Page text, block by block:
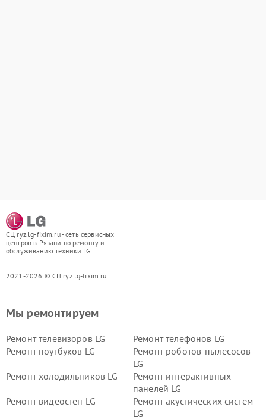
СЦ ryz.lg-fixim.ru - сеть сервисных
центров в Рязани по ремонту и
обслуживанию техники LG
2021-2026 © СЦ ryz.lg-fixim.ru
Мы ремонтируем
Ремонт телевизоров LG
Ремонт телефонов LG
Ремонт ноутбуков LG
Ремонт роботов-пылесосов
LG
Ремонт холодильников LG
Ремонт интерактивных
панелей LG
Ремонт видеостен LG
Ремонт акустических систем
LG